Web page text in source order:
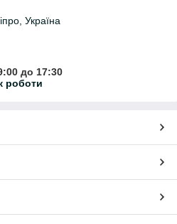
Україна
до 17:30
роботи